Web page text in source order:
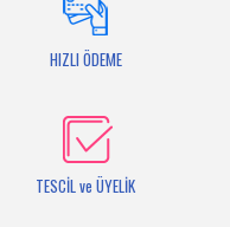
HIZLI ÖDEME
TESCİL ve ÜYELİK